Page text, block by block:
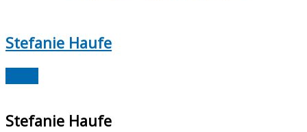
Stefanie Haufe
Stefanie Haufe